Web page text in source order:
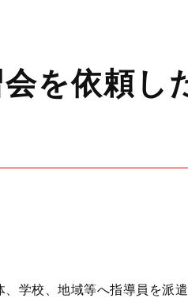
を依頼し
、学校、地域等へ指導員を派